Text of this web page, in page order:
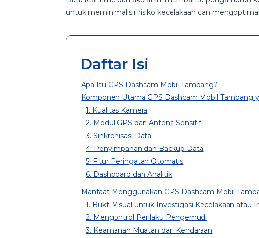
untuk meminimalisir risiko kecelakaan dan
Daftar Isi
Apa Itu GPS Dashcam Mobil Tambang?
Komponen Utama GPS Dashcam Mobil Tambang
1. Kualitas Kamera
2. Modul GPS dan Antena Sensitif
3. Sinkronisasi Data
4. Penyimpanan dan Backup Data
5. Fitur Peringatan Otomatis
6. Dashboard dan Analitik
Manfaat Menggunakan GPS Dashcam Mobil
1. Bukti Visual untuk Investigasi Kecelakaan atau
2. Mengontrol Perilaku Pengemudi
3. Keamanan Muatan dan Kendaraan